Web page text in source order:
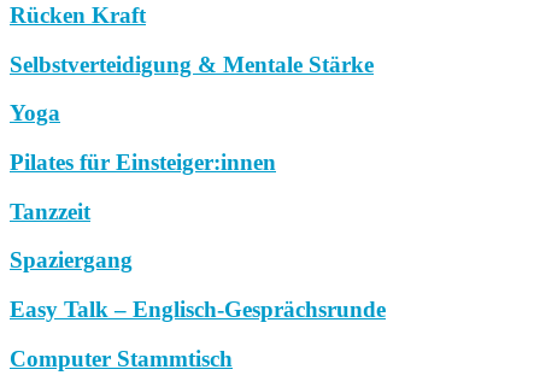
Rücken Kraft
Selbstverteidigung & Mentale Stärke
Yoga
Pilates für Einsteiger:innen
Tanzzeit
Spaziergang
Easy Talk – Englisch-Gesprächsrunde
Computer Stammtisch